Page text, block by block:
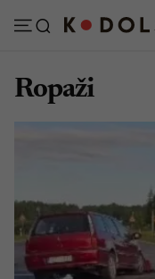
Politika
Pašvaldības
Ropaži